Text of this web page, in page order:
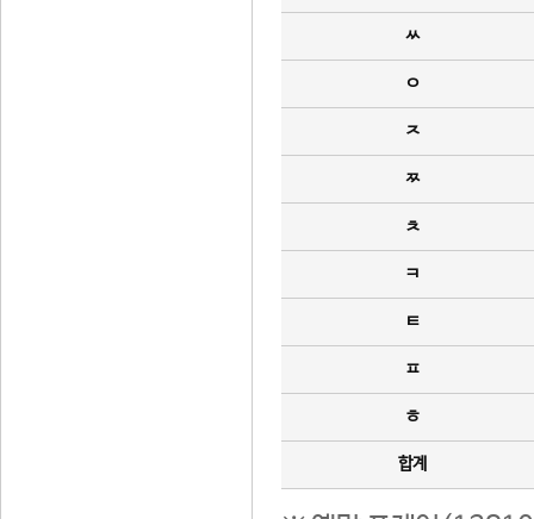
ㅆ
ㅇ
ㅈ
ㅉ
ㅊ
ㅋ
ㅌ
ㅍ
ㅎ
합계